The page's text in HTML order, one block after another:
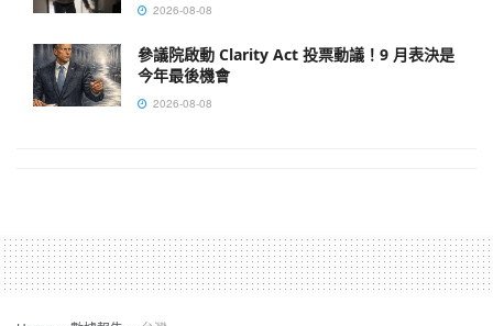
2026-08-08
參議院啟動 Clarity Act 投票動議！9 月表決是
今年最後機會
2026-08-08